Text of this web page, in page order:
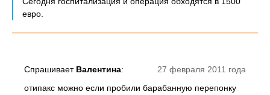
евро.
27 февраля 2011 года
Спрашивает Валентина:
отипакс можно если пробили барабанную перепонку